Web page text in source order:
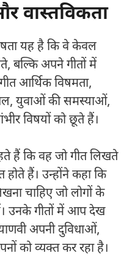
वास्तविकता
यह है कि वे केवल
बल्कि अपने गीतों में
आर्थिक विषमता,
युवाओं की समस्याओं,
विषयों को छूते हैं।
हैं कि वह जो गीत लिखते
होते हैं। उन्होंने कहा कि
चाहिए जो लोगों के
उनके गीतों में आप देख
अपनी दुविधाओं,
को व्यक्त कर रहा है।